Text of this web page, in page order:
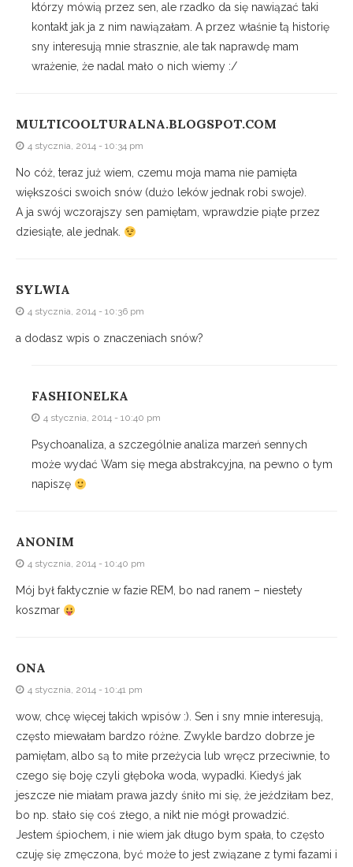
którzy mówią przez sen, ale rzadko da się nawiązać taki
kontakt jak ja z nim nawiązałam. A przez właśnie tą historię
sny interesują mnie strasznie, ale tak naprawdę mam
wrażenie, że nadal mało o nich wiemy :/
MULTICOOLTURALNA.BLOGSPOT.COM
4 stycznia, 2014 - 10:34 pm
No cóż, teraz już wiem, czemu moja mama nie pamięta
większości swoich snów (dużo leków jednak robi swoje).
A ja swój wczorajszy sen pamiętam, wprawdzie piąte przez
dziesiąte, ale jednak.
SYLWIA
4 stycznia, 2014 - 10:36 pm
a dodasz wpis o znaczeniach snów?
FASHIONELKA
4 stycznia, 2014 - 10:40 pm
Psychoanaliza, a szczególnie analiza marzeń sennych
może wydać Wam się mega abstrakcyjna, na pewno o tym
napiszę
ANONIM
4 stycznia, 2014 - 10:40 pm
Mój był faktycznie w fazie REM, bo nad ranem – niestety
koszmar
ONA
4 stycznia, 2014 - 10:41 pm
wow, chcę więcej takich wpisów :). Sen i sny mnie interesują,
często miewałam bardzo różne. Zwykle bardzo dobrze je
pamiętam, albo są to miłe przeżycia lub wręcz przeciwnie, to
czego się boję czyli głęboka woda, wypadki. Kiedyś jak
jeszcze nie miałam prawa jazdy śniło mi się, że jeździłam bez,
bo np. stało się coś złego, a nikt nie mógł prowadzić.
Jestem śpiochem, i nie wiem jak długo bym spała, to często
czuję się zmęczona, być może to jest związane z tymi fazami i